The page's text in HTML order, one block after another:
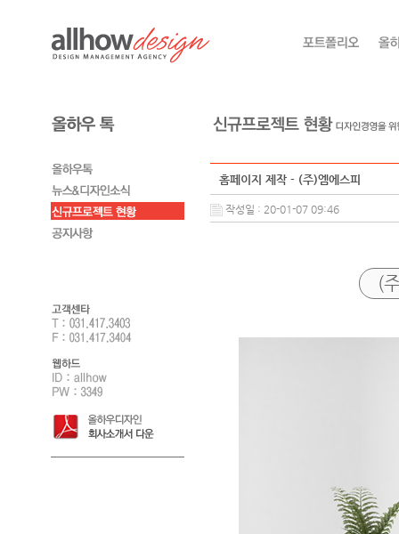
홈페이지 제작 - (주)엠에스피
작성일 : 20-01-07 09:46
(